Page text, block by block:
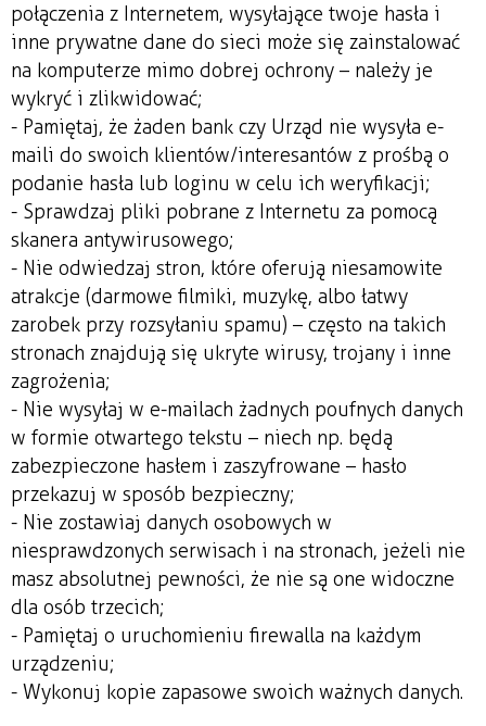
połączenia z Internetem, wysyłające twoje hasła i
inne prywatne dane do sieci może się zainstalować
na komputerze mimo dobrej ochrony – należy je
wykryć i zlikwidować;
- Pamiętaj, że żaden bank czy Urząd nie wysyła e-
maili do swoich klientów/interesantów z prośbą o
podanie hasła lub loginu w celu ich weryfikacji;
- Sprawdzaj pliki pobrane z Internetu za pomocą
skanera antywirusowego;
- Nie odwiedzaj stron, które oferują niesamowite
atrakcje (darmowe filmiki, muzykę, albo łatwy
zarobek przy rozsyłaniu spamu) – często na takich
stronach znajdują się ukryte wirusy, trojany i inne
zagrożenia;
- Nie wysyłaj w e-mailach żadnych poufnych danych
w formie otwartego tekstu – niech np. będą
zabezpieczone hasłem i zaszyfrowane – hasło
przekazuj w sposób bezpieczny;
- Nie zostawiaj danych osobowych w
niesprawdzonych serwisach i na stronach, jeżeli nie
masz absolutnej pewności, że nie są one widoczne
dla osób trzecich;
- Pamiętaj o uruchomieniu firewalla na każdym
urządzeniu;
- Wykonuj kopie zapasowe swoich ważnych danych.